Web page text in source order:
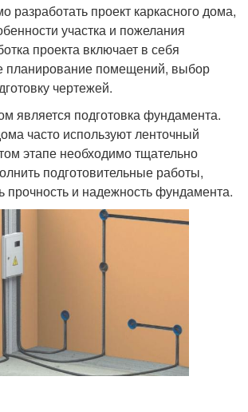
разработать проект каркасного дома,
участка и пожелания
проекта включает в себя
планирование помещений, выбор
чертежей.
является подготовка фундамента.
часто используют ленточный
этапе необходимо тщательно
подготовительные работы,
прочность и надежность фундамента.